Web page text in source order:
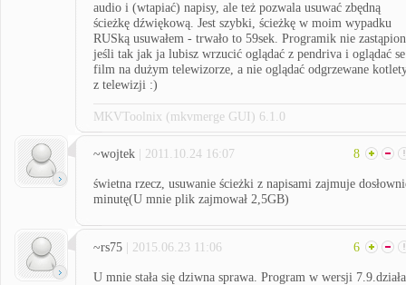
audio i (wtapiać) napisy, ale też pozwala usuwać zbędną
ścieżkę dźwiękową. Jest szybki, ścieżkę w moim wypadku
RUSką usuwałem - trwało to 59sek. Programik nie
jeśli tak jak ja lubisz wrzucić oglądać z pendriva i oglądać se
film na dużym telewizorze, a nie oglądać odgrzewane
z telewizji :)
MKVToolnix (mkvmerge GUI) 6.1.0
~wojtek | 2011.10.24 16:07 8
świetna rzecz, usuwanie ścieżki z napisami zajmuje
minutę(U mnie plik zajmował 2,5GB)
~rs75 | 2015.06.23 11:06 6
U mnie stała się dziwna sprawa. Program w wersji